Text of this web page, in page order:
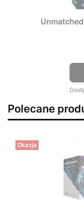
Polecane
Okazja